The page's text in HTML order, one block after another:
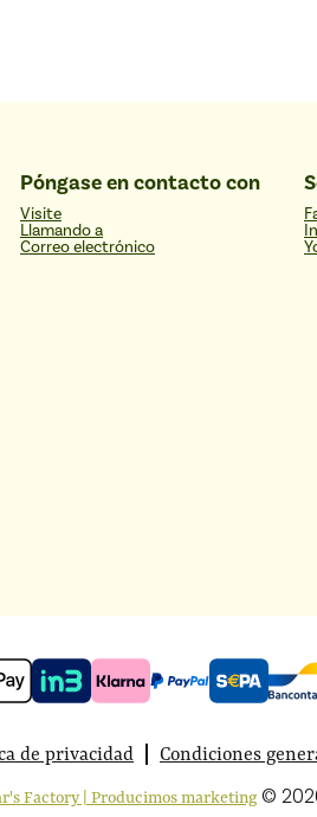
Póngase en contacto con
Visite
Llamando a
Correo electrónico
de privacidad Condiciones
Factory | Producimos marketing©